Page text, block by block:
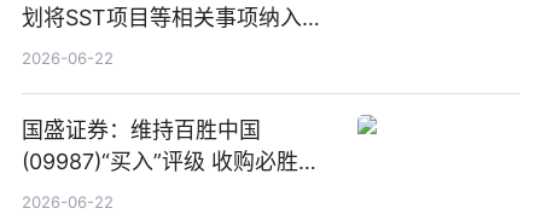
划将SST项目等相关事项纳入专
项业务发展考核指标
2026-06-22
国盛证券：维持百胜中国
(09987)“买入”评级 收购必胜客
中国增厚利润加速成长 信息
2026-06-22